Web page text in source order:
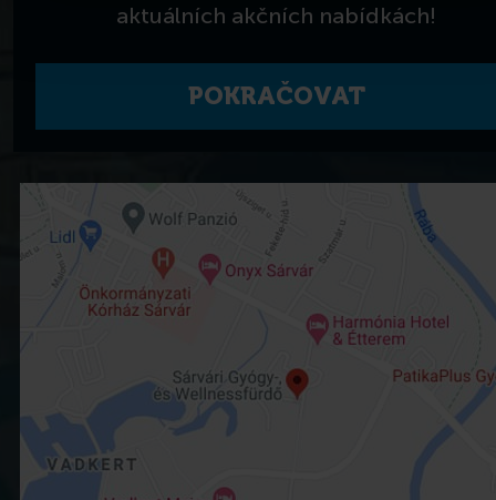
aktuálních akčních nabídkách!
POKRAČOVAT